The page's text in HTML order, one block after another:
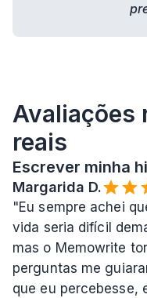
Avaliações
reais
Escrever minha
Margarida D.
"Eu sempre achei
vida seria difícil
mas o Memowrite
perguntas me
que eu percebesse,